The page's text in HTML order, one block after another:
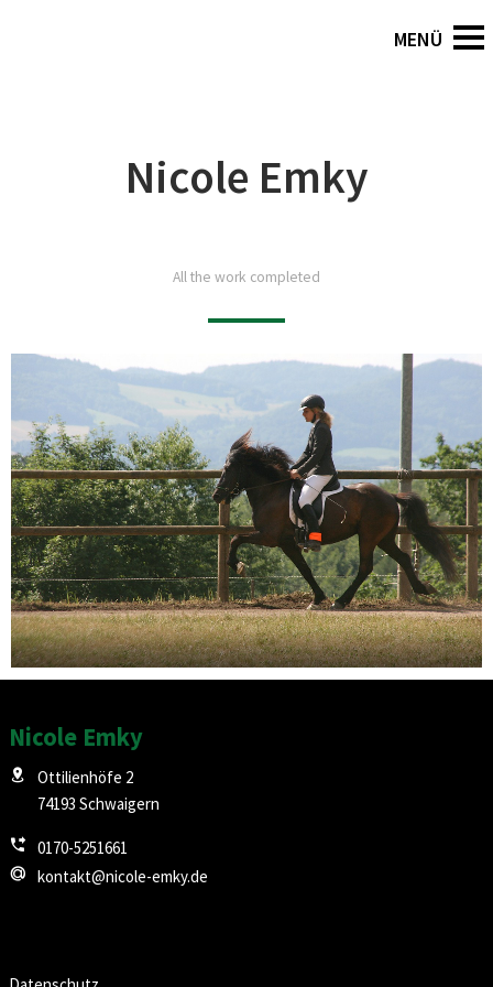
Nicole Emky
All the work completed
Nicole Emky
Ottilienhöfe 2
74193 Schwaigern
0170-5251661
kontakt@nicole-emky.de